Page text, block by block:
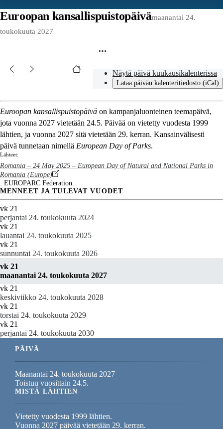
Euroopan kansallispuistopäivämaanantai 24.
toukokuuta 2027
Näytä päivä kuukausikalenterissa
Lataa päivän kalenteritiedosto (iCal)
Euroopan kansallispuistopäivä on kampanjaluonteinen teemapäivä,
jota vuonna 2027 vietetään 24.5. Päivää on vietetty vuodesta 1999
lähtien, ja vuonna 2027 sitä vietetään 29. kerran. Kansainvälisesti
päivä tunnetaan nimellä European Day of Parks.
Lähteet:
Romania – 24 May 2025 – European Day of Natural and National Parks in
Romania (Europe)
. EUROPARC Federation.
MENNEET JA TULEVAT VUODET
vk 21
perjantai 24. toukokuuta 2024
vk 21
lauantai 24. toukokuuta 2025
vk 21
sunnuntai 24. toukokuuta 2026
vk 21
maanantai 24. toukokuuta 2027
vk 21
keskiviikko 24. toukokuuta 2028
vk 21
torstai 24. toukokuuta 2029
vk 21
perjantai 24. toukokuuta 2030
PÄIVÄ
Maanantai 24. toukokuuta 2027
Toistuu vuosittain 24.5.
MISTÄ LÄHTIEN
Vietetty vuodesta 1999 lähtien.
Vuonna 2027 päivää vietetään 29. kerran.